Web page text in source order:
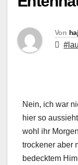
Von
Nein, ich war
hier so
wohl ihr
trockener aber
bedecktem